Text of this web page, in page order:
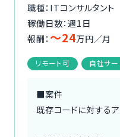
職種：ITコンサルタント
稼働日数：週1日
報酬： 〜24万円／月
リモート可 自社サ
■案件
既存コードに対する